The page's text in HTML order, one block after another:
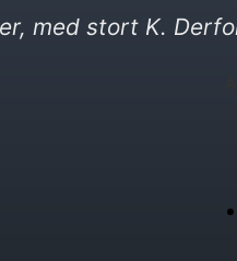
vittigheder. Min